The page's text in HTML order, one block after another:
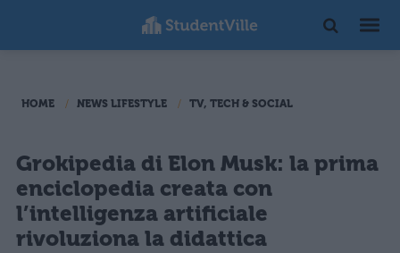
HOME NEWS LIFESTYLE TV, TECH & SOCIAL
Grokipedia di Elon Musk: la prima
enciclopedia creata con
l’intelligenza artificiale
rivoluziona la didattica